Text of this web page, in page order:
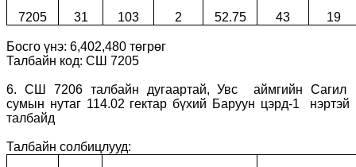
7205 31 103 2 52.75 43 19
Босго үнэ: 6,402,480 төгрөг
Талбайн код: СШ 7205
6. СШ 7206 талбайн дугаартай, Увс аймгийн Сагил
сумын нутаг 114.02 гектар бүхий Баруун цэрд-1 нэртэй
талбайд
Талбайн солбицлууд: